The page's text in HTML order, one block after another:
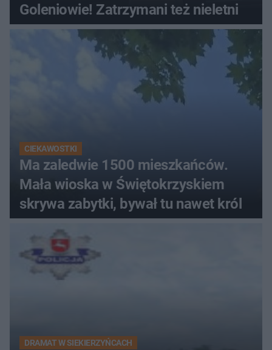
Goleniowie! Zatrzymani też nieletni
CIEKAWOSTKI
Ma zaledwie 1500 mieszkańców.
Mała wioska w Świętokrzyskiem
skrywa zabytki, bywał tu nawet król
DRAMAT W SIEKIERZYŃCACH